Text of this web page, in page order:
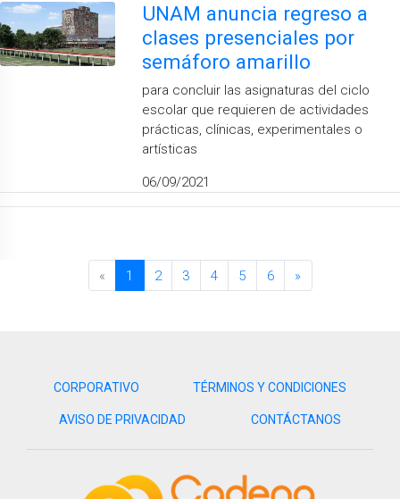
UNAM anuncia regreso a
clases presenciales por
semáforo amarillo
para concluir las asignaturas del ciclo
escolar que requieren de actividades
prácticas, clínicas, experimentales o
artísticas
06/09/2021
« 1 2 3 4 5 6 »
CORPORATIVO TÉRMINOS Y CONDICIONES
AVISO DE PRIVACIDAD CONTÁCTANOS